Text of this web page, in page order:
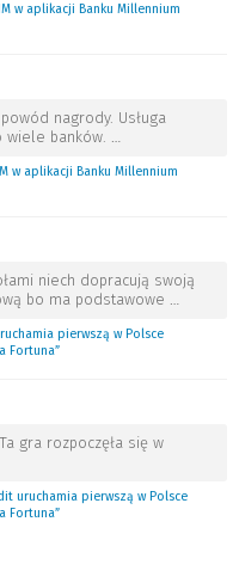
w aplikacji Banku Millennium
nagrody. Usługa
wiele banków. …
w aplikacji Banku Millennium
niech dopracują swoją
bo ma podstawowe …
pierwszą w Polsce
Fortuna”
gra rozpoczęła się w
uruchamia pierwszą w Polsce
Fortuna”